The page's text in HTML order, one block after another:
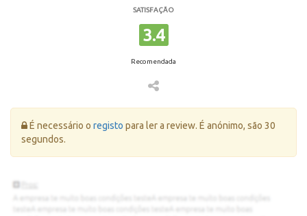
SATISFAÇÃO
3.4
Recomendada
Erro:
É necessário o registo para ler a review. É anónimo, são 30
segundos.